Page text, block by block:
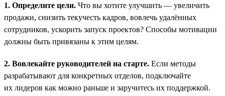
1. Определите цели. Что вы хотите улучшить — увеличить
продажи, снизить текучесть кадров, вовлечь удалённых
сотрудников, ускорить запуск проектов? Способы мотивации
должны быть привязаны к этим целям.
2. Вовлекайте руководителей на старте. Если методы
разрабатывают для конкретных отделов, подключайте
их лидеров как можно раньше и заручитесь их поддержкой.